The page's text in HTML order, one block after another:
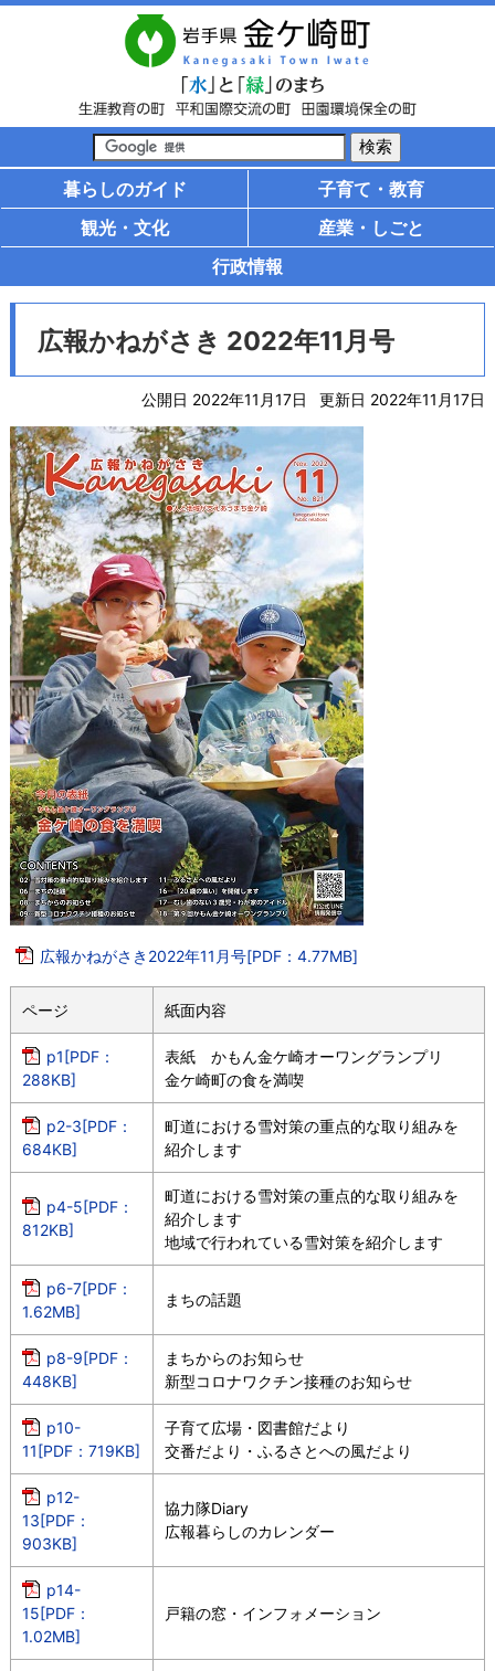
暮らしのガイド
子育て・教育
観光・文化
産業・しごと
行政情報
広報かねがさき 2022年11月号
公開日 2022年11月17日 更新日 2022年11月17日
広報かねがさき2022年11月号[PDF：4.77MB]
ページ 紙面内容
p1[PDF：
288KB]
表紙 かもん金ケ崎オーワングランプリ
金ケ崎町の食を満喫
p2-3[PDF：
684KB]
町道における雪対策の重点的な取り組みを
紹介します
p4-5[PDF：
812KB]
町道における雪対策の重点的な取り組みを
紹介します
地域で行われている雪対策を紹介します
p6-7[PDF：
1.62MB]
まちの話題
p8-9[PDF：
448KB]
まちからのお知らせ
新型コロナワクチン接種のお知らせ
p10-
11[PDF：719KB]
子育て広場・図書館だより
交番だより・ふるさとへの風だより
p12-
13[PDF：
903KB]
協力隊Diary
広報暮らしのカレンダー
p14-
15[PDF：
1.02MB]
戸籍の窓・インフォメーション